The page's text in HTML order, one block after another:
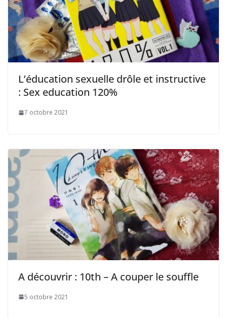
L’éducation sexuelle drôle et instructive
: Sex education 120%
7 octobre 2021
A découvrir : 10th – A couper le souffle
5 octobre 2021